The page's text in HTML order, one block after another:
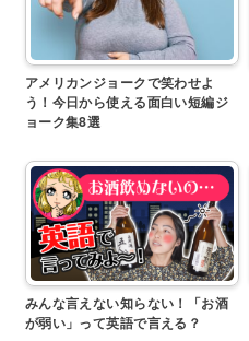
アメリカンジョークで笑わせよ
う！今日から使える面白い短編ジ
ョーク集8選
みんな言えない知らない！「お酒
が弱い」って英語で言える？